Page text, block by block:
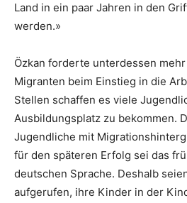
Land in ein paar Jahren in den
werden.»
Özkan forderte unterdessen
Migranten beim Einstieg in die
Stellen schaffen es viele
Ausbildungsplatz zu bekommen.
Jugendliche mit
für den späteren Erfolg sei das
deutschen Sprache. Deshalb
aufgerufen, ihre Kinder in der